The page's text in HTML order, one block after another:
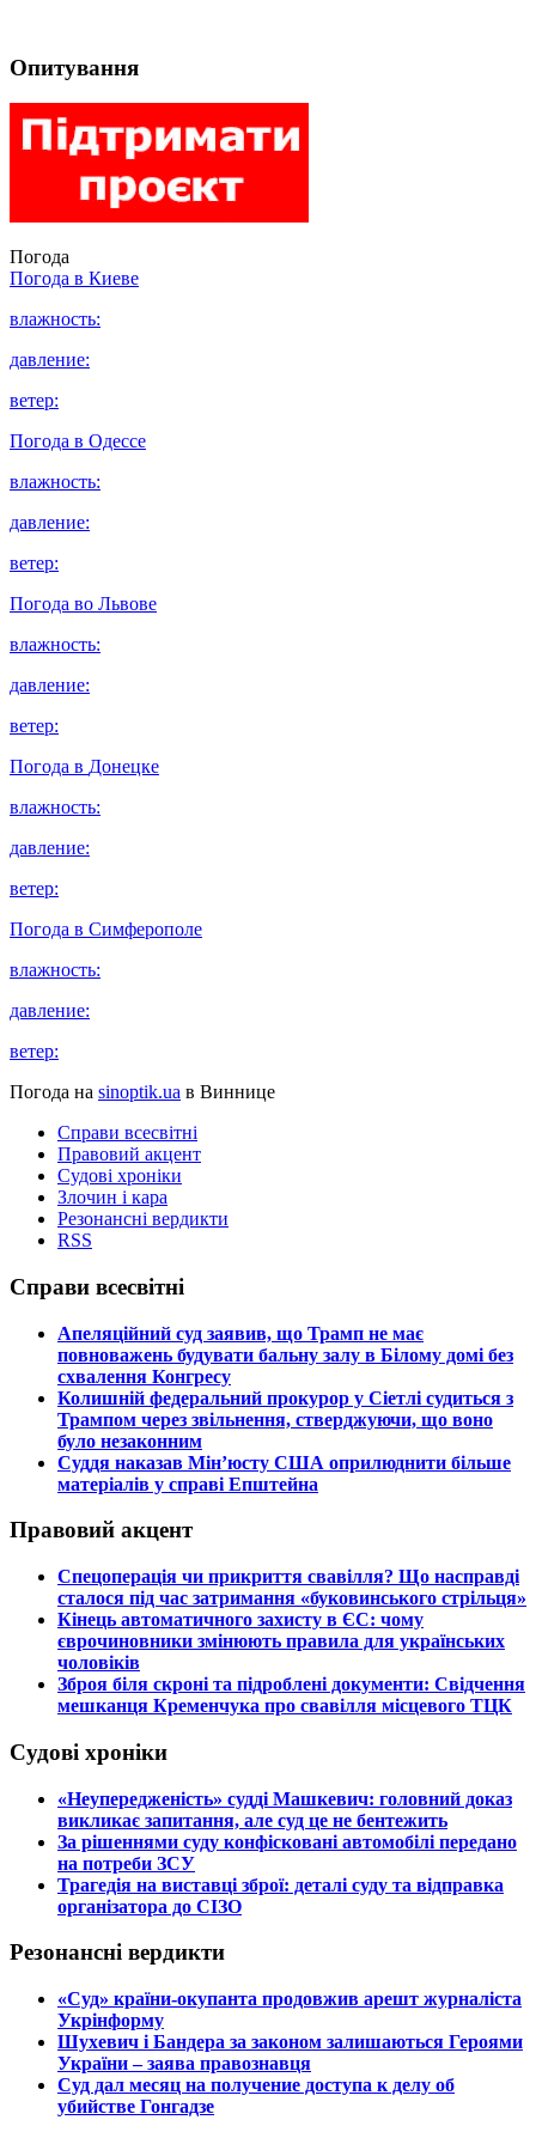
Опитування
Погода
Погода в Киеве
влажность:
давление:
ветер:
Погода в Одессе
влажность:
давление:
ветер:
Погода во Львове
влажность:
давление:
ветер:
Погода в Донецке
влажность:
давление:
ветер:
Погода в Симферополе
влажность:
давление:
ветер:
Погода на sinoptik.ua в Виннице
Справи всесвітні
Правовий акцент
Судові хроніки
Злочин і кара
Резонансні вердикти
RSS
Справи всесвітні
​Апеляційний суд заявив, що Трамп не має
повноважень будувати бальну залу в Білому домі без
схвалення Конгресу
​Колишній федеральний прокурор у Сіетлі судиться з
Трампом через звільнення, стверджуючи, що воно
було незаконним
​Суддя наказав Мін’юсту США оприлюднити більше
матеріалів у справі Епштейна
Правовий акцент
​Спецоперація чи прикриття свавілля? Що насправді
сталося під час затримання «буковинського стрільця»
​Кінець автоматичного захисту в ЄС: чому
єврочиновники змінюють правила для українських
чоловіків
​Зброя біля скроні та підроблені документи: Свідчення
мешканця Кременчука про свавілля місцевого ТЦК
Судові хроніки
​«Неупередженість» судді Машкевич: головний доказ
викликає запитання, але суд це не бентежить
​За рішеннями суду конфісковані автомобілі передано
на потреби ЗСУ
​Трагедія на виставці зброї: деталі суду та відправка
організатора до СІЗО
Резонансні вердикти
​«Суд» країни-окупанта продовжив арешт журналіста
Укрінформу
Шухевич і Бандера за законом залишаються Героями
України – заява правознавця
Суд дал месяц на получение доступа к делу об
убийстве Гонгадзе